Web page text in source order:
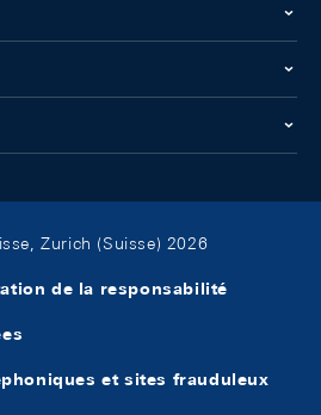
Zurich (Suisse) 2026
de la responsabilité
et sites frauduleux